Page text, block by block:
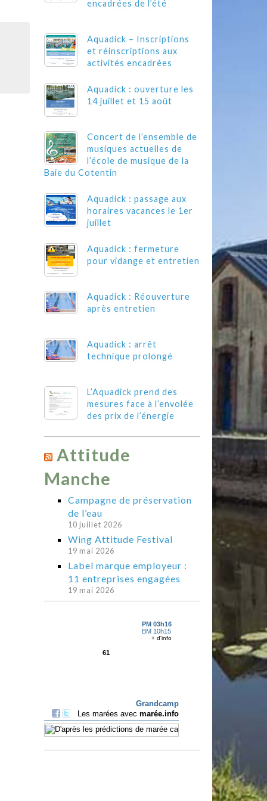
encadrées de l’été
Aquadick – Inscriptions
et réinscriptions aux
activités encadrées
Aquadick : ouverture les
14 juillet et 15 août
Concert de l’ensemble de
musiques actuelles de
l’école de musique de la
Baie du Cotentin
Aquadick : passage aux
horaires vacances le 1er
juillet
Aquadick : fermeture
pour vidange et entretien
Aquadick : Réouverture
après entretien
Aquadick : arrêt
technique prolongé
L’Aquadick prend des
mesures face à l’envolée
des prix de l’énergie
Attitude
Manche
Campagne de préservation
de l’eau
10 juillet 2026
Wing Attitude Festival
19 mai 2026
Label marque employeur :
11 entreprises engagées
19 mai 2026